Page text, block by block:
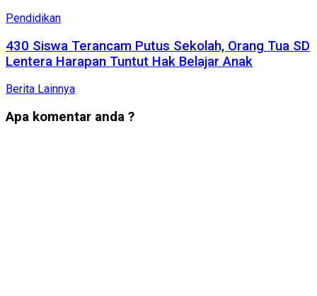
Pendidikan
430 Siswa Terancam Putus Sekolah, Orang Tua SD
Lentera Harapan Tuntut Hak Belajar Anak
Berita Lainnya
Apa komentar anda ?